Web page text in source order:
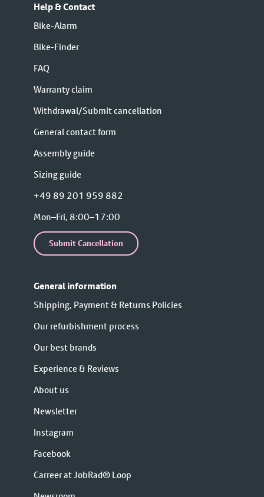
Help & Contact
Bike-Alarm
Bike-Finder
FAQ
Warranty claim
Withdrawal/Submit cancellation
General contact form
Assembly guide
Sizing guide
+49 89 201 959 882
Mon–Fri, 8:00–17:00
Submit Cancellation
General information
Shipping, Payment & Returns Policies
Our refurbishment process
Our best brands
Experience & Reviews
About us
Newsletter
Instagram
Facebook
Carreer at JobRad® Loop